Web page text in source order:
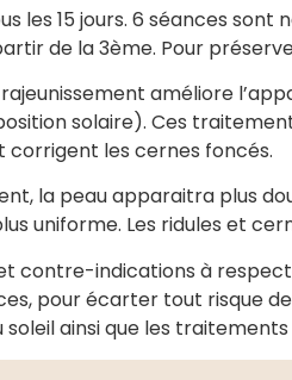
les 15 jours. 6 séances
de la 3ème. Pour
améliore
solaire). Ces
corrigent les cernes foncés.
la peau apparaitra plus
uniforme. Les ridules et
contre-indications à
pour écarter tout risque
soleil ainsi que les